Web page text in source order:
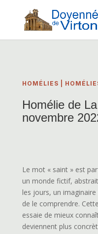
HOMÉLIES
Homélie de
novembre
Le mot « saint » est
un monde fictif,
les jours, un
de le comprendre.
essaie de mieux
deviennent plus